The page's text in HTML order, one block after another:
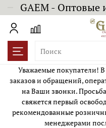
GAEM - Оптовые
Уважаемые покупатели!
заказов и обращений,
на Ваши звонки.
свяжется первый
рекомендованные
менеджерами